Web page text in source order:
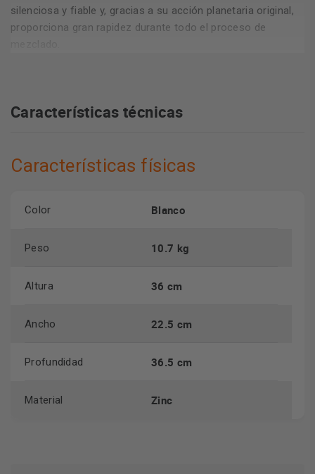
silenciosa y fiable y, gracias a su acción planetaria original,
proporciona gran rapidez durante todo el proceso de
Características técnicas
Características físicas
Color Blanco
Peso 10.7 kg
Altura 36 cm
Ancho 22.5 cm
Profundidad 36.5 cm
Material Zinc